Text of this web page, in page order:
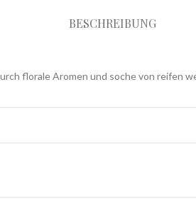
BESCHREIBUNG
florale Aromen und soche von reifen